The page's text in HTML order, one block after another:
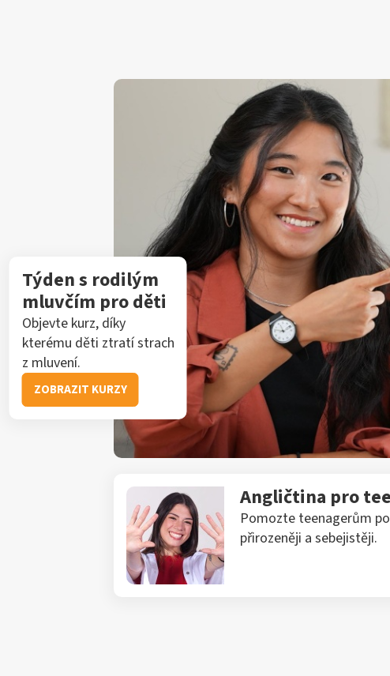
Týden s rodilým
mluvčím pro děti
Objevte kurz, díky
kterému děti ztratí strach
z mluvení.
ZOBRAZIT KURZY
Angličtina pro
Pomozte teenagerům
přirozeněji a sebejistěji.